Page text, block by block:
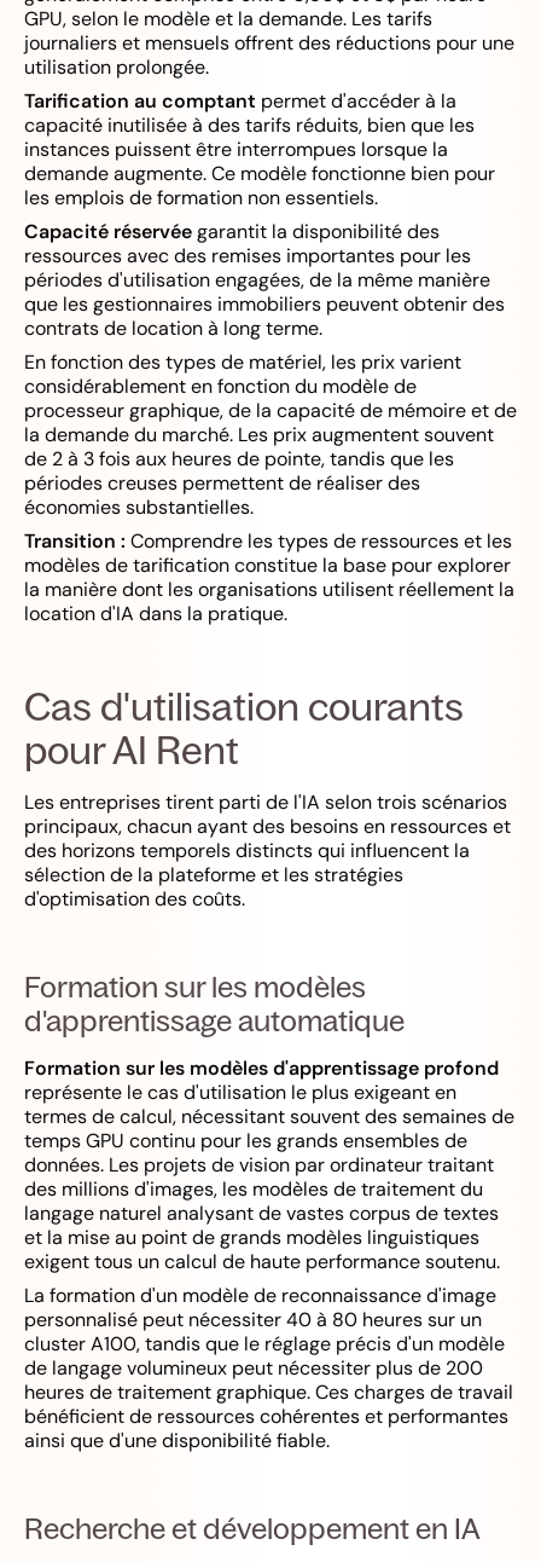
GPU, selon le modèle et la demande. Les tarifs
journaliers et mensuels offrent des réductions pour une
utilisation prolongée.
Tarification au comptant permet d'accéder à la
capacité inutilisée à des tarifs réduits, bien que les
instances puissent être interrompues lorsque la
demande augmente. Ce modèle fonctionne bien pour
les emplois de formation non essentiels.
Capacité réservéegarantit la disponibilité des
ressources avec des remises importantes pour les
périodes d'utilisation engagées, de la même manière
que les gestionnaires immobiliers peuvent obtenir des
contrats de location à long terme.
En fonction des types de matériel, les prix varient
considérablement en fonction du modèle de
processeur graphique, de la capacité de mémoire et de
la demande du marché. Les prix augmentent souvent
de 2 à 3 fois aux heures de pointe, tandis que les
périodes creuses permettent de réaliser des
économies substantielles.
Transition : Comprendre les types de ressources et les
modèles de tarification constitue la base pour explorer
la manière dont les organisations utilisent réellement la
location d'IA dans la pratique.
Cas d'utilisation courants
pour AI Rent
Les entreprises tirent parti de l'IA selon trois scénarios
principaux, chacun ayant des besoins en ressources et
des horizons temporels distincts qui influencent la
sélection de la plateforme et les stratégies
d'optimisation des coûts.
Formation sur les modèles
d'apprentissage automatique
Formation sur les modèles d'apprentissage profond
représente le cas d'utilisation le plus exigeant en
termes de calcul, nécessitant souvent des semaines de
temps GPU continu pour les grands ensembles de
données. Les projets de vision par ordinateur traitant
des millions d'images, les modèles de traitement du
langage naturel analysant de vastes corpus de textes
et la mise au point de grands modèles linguistiques
exigent tous un calcul de haute performance soutenu.
La formation d'un modèle de reconnaissance d'image
personnalisé peut nécessiter 40 à 80 heures sur un
cluster A100, tandis que le réglage précis d'un modèle
de langage volumineux peut nécessiter plus de 200
heures de traitement graphique. Ces charges de travail
bénéficient de ressources cohérentes et performantes
ainsi que d'une disponibilité fiable.
Recherche et développement en IA